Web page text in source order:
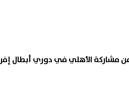
مشاركة الأهلي في دوري أبطال